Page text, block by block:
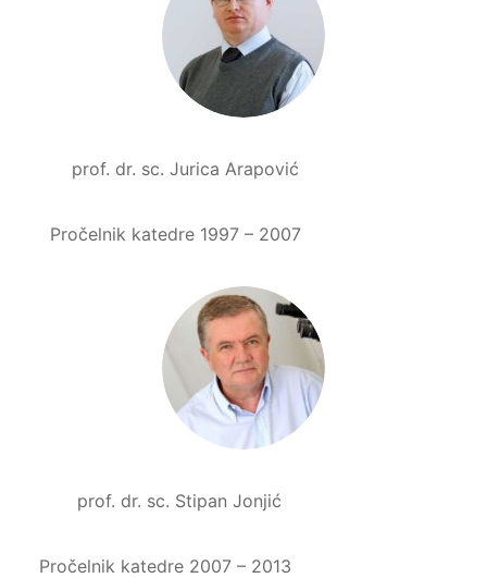
prof. dr. sc. Jurica Arapović
Pročelnik katedre 1997 – 2007
prof. dr. sc. Stipan Jonjić
Pročelnik katedre 2007 – 2013